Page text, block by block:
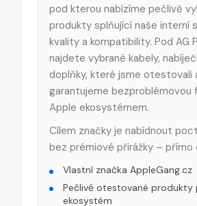
pod kterou nabízíme pečlivě
produkty splňující naše interní
kvality a kompatibility. Pod AG
najdete vybrané kabely,
doplňky, které jsme otestovali
garantujeme bezproblémovou
Apple ekosystémem.
Cílem značky je nabídnout
bez prémiové přirážky – přímo
Vlastní značka AppleGang.cz
Pečlivě otestované produkty
ekosystém